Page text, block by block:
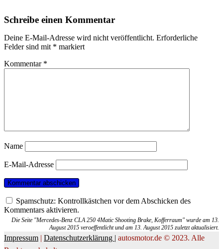
Schreibe einen Kommentar
Deine E-Mail-Adresse wird nicht veröffentlicht. Erforderliche
Felder sind mit * markiert
Kommentar *
Name
E-Mail-Adresse
Spamschutz: Kontrollkästchen vor dem Abschicken des
Kommentars aktivieren.
Die Seite "Mercedes-Benz CLA 250 4Matic Shooting Brake, Kofferraum" wurde am 13.
August 2015 veroeffentlicht und am 13. August 2015 zuletzt aktualisiert.
Impressum | Datenschutzerklärung | autosmotor.de © 2023. Alle